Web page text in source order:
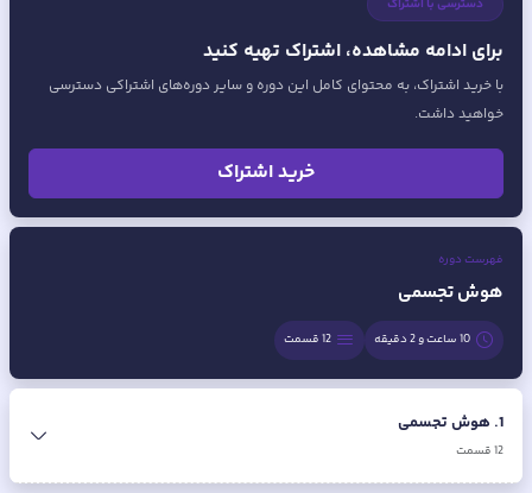
برای ادامه مشاهده، اشتراک تهیه کنید
با خرید اشتراک، به محتوای کامل این دوره و سایر دوره‌های اشتراکی دسترسی
خواهید داشت.
خرید اشتراک
فهرست دوره
هوش تجسمی
10 ساعت و 2 دقیقه 12قسمت
1
. هوش تجسمی
12قسمت